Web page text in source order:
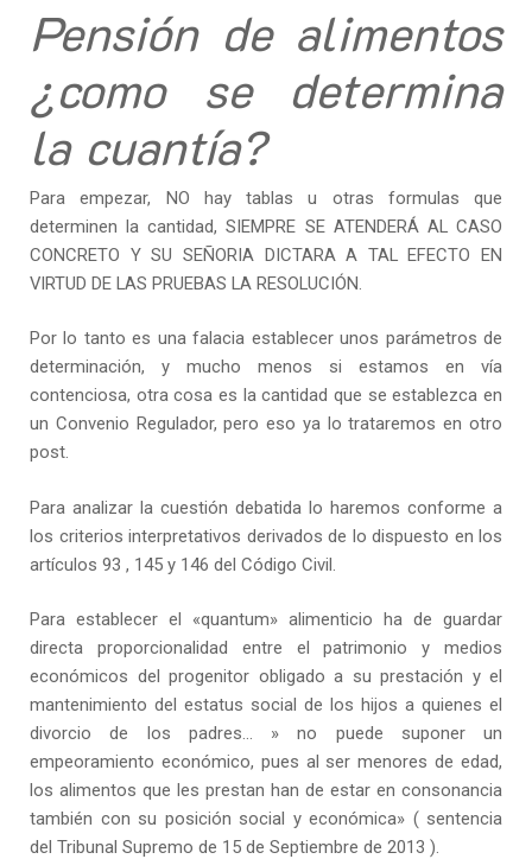
Pensión de alimentos
¿como se determina
la cuantía?
Para empezar, NO hay tablas u otras formulas que
determinen la cantidad, SIEMPRE SE ATENDERÁ AL CASO
CONCRETO Y SU SEÑORIA DICTARA A TAL EFECTO EN
VIRTUD DE LAS PRUEBAS LA RESOLUCIÓN.
Por lo tanto es una falacia establecer unos parámetros de
determinación, y mucho menos si estamos en vía
contenciosa, otra cosa es la cantidad que se establezca en
un Convenio Regulador, pero eso ya lo trataremos en otro
post.
Para analizar la cuestión debatida lo haremos conforme a
los criterios interpretativos derivados de lo dispuesto en los
artículos 93 , 145 y 146 del Código Civil.
Para establecer el «quantum» alimenticio ha de guardar
directa proporcionalidad entre el patrimonio y medios
económicos del progenitor obligado a su prestación y el
mantenimiento del estatus social de los hijos a quienes el
divorcio de los padres… » no puede suponer un
empeoramiento económico, pues al ser menores de edad,
los alimentos que les prestan han de estar en consonancia
también con su posición social y económica» ( sentencia
del Tribunal Supremo de 15 de Septiembre de 2013 ).